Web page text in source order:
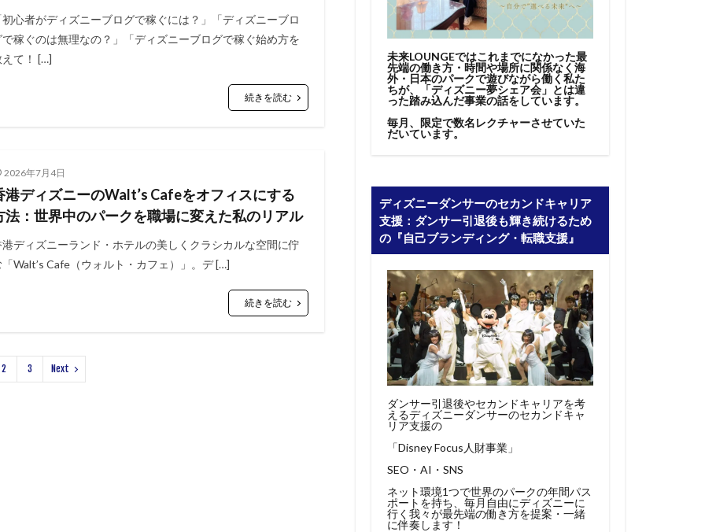
初心者がディズニーブログで稼ぐには？」「ディズニーブロ
で稼ぐのは無理なの？」「ディズニーブログで稼ぐ始め方を
えて！ […]
続きを読む
2026年7月4日
港ディズニーのWalt’s Cafeをオフィスにする
法：世界中のパークを職場に変えた私のリアル
港ディズニーランド・ホテルの美しくクラシカルな空間に佇
「Walt’s Cafe（ウォルト・カフェ）」。デ […]
続きを読む
2 3 Next
未来LOUNGEではこれまでになかった最
先端の働き方・時間や場所に関係なく海
外・日本のパークで遊びながら働く私た
ちが、「ディズニー夢シェア会」とは違
った踏み込んだ事業の話をしています。
毎月、限定で数名レクチャーさせていた
だいています。
ディズニーダンサーのセカンドキャリア
支援：ダンサー引退後も輝き続けるため
の『自己ブランディング・転職支援』
ダンサー引退後やセカンドキャリアを考
えるディズニーダンサーのセカンドキャ
リア支援の
「Disney Focus人財事業」
SEO・AI・SNS
ネット環境1つで世界のパークの年間パス
ポートを持ち、毎月自由にディズニーに
行く我々が最先端の働き方を提案・一緒
に伴奏します！